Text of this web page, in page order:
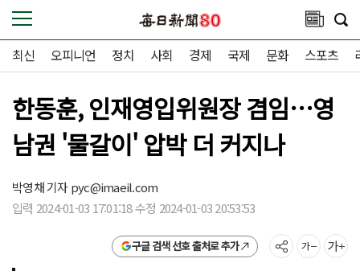
최신 오피니언 정치 사회 경제 국제 문화 스포츠
한동훈, 인재영입위원장 겸임…영
남권 '물갈이' 압박 더 커지나
박영채 기자pyc@imaeil.com
입력 2024-01-03 17:01:18 수정 2024-01-03 20:53:53
구글 검색 선호 출처로 추가